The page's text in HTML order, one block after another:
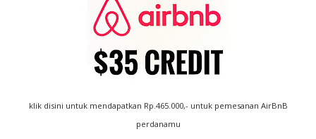
klik disini untuk mendapatkan Rp.465.000,- untuk pemesanan AirBnB
perdanamu